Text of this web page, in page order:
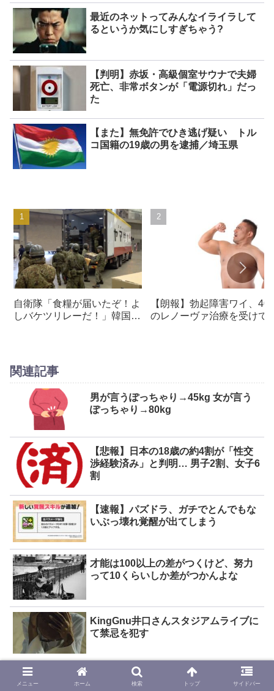
最近のネットってみんなイライラして
るというか気にしすぎちゃう?
【判明】赤坂・高級個室サウナで夫婦
死亡、非常ボタンが「電源切れ」だっ
た
【また】無免許でひき逃げ疑い トル
コ国籍の19歳の男を逮捕／埼玉県
自衛隊「食糧が届いたぞ！よ
しバケツリレーだ！」韓国人
【朗報】勃起障害ワイ、40
のレノーヴァ治療を受けて
関連記事
男が言うぽっちゃり→45kg 女が言う
ぽっちゃり→80kg
【悲報】日本の18歳の約4割が「性交
渉経験済み」と判明… 男子2割、女子6
割
【速報】パズドラ、ガチでとんでもな
いぶっ壊れ覚醒が出てしまう
才能は100以上の差がつくけど、努力
って10くらいしか差がつかんよな
KingGnu井口さんスタジアムライブに
て禁忌を犯す
メニュー ホーム 検索 トップ サイドバー